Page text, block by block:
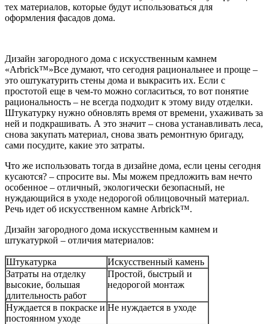
тех материалов, которые будут использоваться для
оформления фасадов дома.
Дизайн загородного дома с искусственным камнем
«Arbrick™»Все думают, что сегодня рациональнее и проще –
это оштукатурить стены дома и выкрасить их. Если с
простотой еще в чем-то можно согласиться, то вот понятие
рациональность – не всегда подходит к этому виду отделки.
Штукатурку нужно обновлять время от времени, ухаживать за
ней и подкрашивать. А это значит – снова устанавливать леса,
снова закупать материал, снова звать ремонтную бригаду,
сами посудите, какие это затраты.
Что же использовать тогда в дизайне дома, если цены сегодня
кусаются? – спросите вы. Мы можем предложить вам нечто
особенное – отличный, экологически безопасный, не
нуждающийся в уходе недорогой облицовочный материал.
Речь идет об искусственном камне Arbrick™.
Дизайн загородного дома искусственным камнем и
штукатуркой – отличия материалов:
Штукатурка
Искусственный камень
Затраты на отделку
высокие, большая
длительность работ
Простой, быстрый и
недорогой монтаж
Нуждается в покраске и
постоянном уходе
Не нуждается в уходе